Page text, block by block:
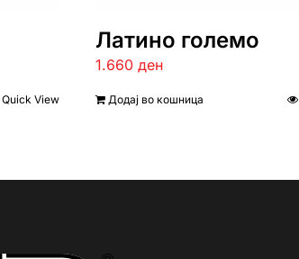
Quick View
Латино големо
1.660 ден
Додај во кошница